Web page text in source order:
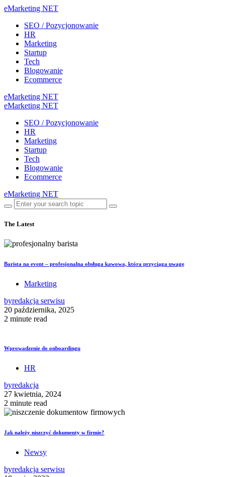
eMarketing NET
SEO / Pozycjonowanie
HR
Marketing
Startup
Tech
Blogowanie
Ecommerce
eMarketing NET
eMarketing NET
SEO / Pozycjonowanie
HR
Marketing
Startup
Tech
Blogowanie
Ecommerce
eMarketing NET
The Latest
Barista na event – profesjonalna obsługa kawowa, która przyciąga uwagę
Marketing
byredakcja serwisu
20 października, 2025
2 minute read
Wprowadzenie do onboardingu
HR
byredakcja
27 kwietnia, 2024
2 minute read
Jak należy niszczyć dokumenty w firmie?
Newsy
byredakcja serwisu